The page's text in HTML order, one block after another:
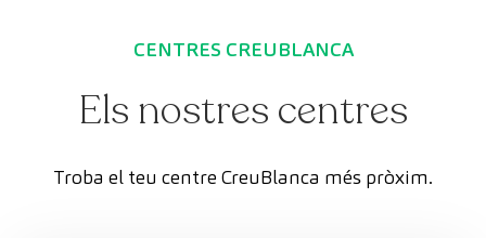
CENTRES CREUBLANCA
Els nostres centres
Troba el teu centre CreuBlanca més pròxim.